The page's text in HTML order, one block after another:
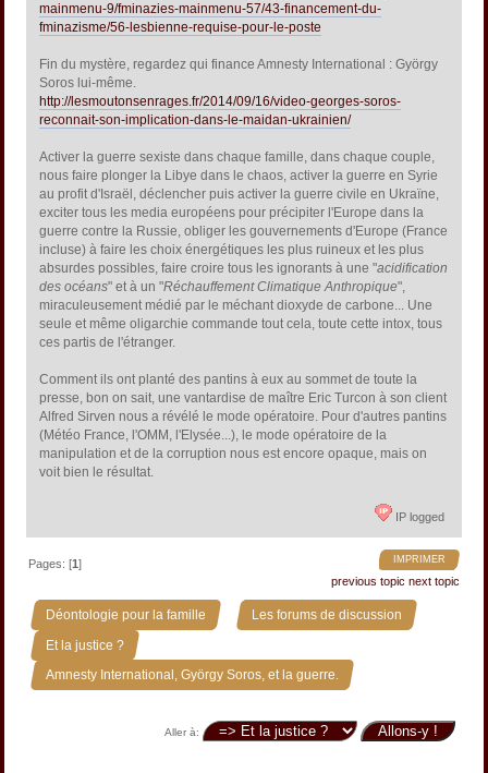
mainmenu-9/fminazies-mainmenu-57/43-financement-du-
fminazisme/56-lesbienne-requise-pour-le-poste
Fin du mystère, regardez qui finance Amnesty International : György
Soros lui-même.
http://lesmoutonsenrages.fr/2014/09/16/video-georges-soros-
reconnait-son-implication-dans-le-maidan-ukrainien/
Activer la guerre sexiste dans chaque famille, dans chaque couple,
nous faire plonger la Libye dans le chaos, activer la guerre en Syrie
au profit d'Israël, déclencher puis activer la guerre civile en Ukraïne,
exciter tous les media européens pour précipiter l'Europe dans la
guerre contre la Russie, obliger les gouvernements d'Europe (France
incluse) à faire les choix énergétiques les plus ruineux et les plus
absurdes possibles, faire croire tous les ignorants à une "acidification
des océans" et à un "Réchauffement Climatique Anthropique",
miraculeusement médié par le méchant dioxyde de carbone... Une
seule et même oligarchie commande tout cela, toute cette intox, tous
ces partis de l'étranger.
Comment ils ont planté des pantins à eux au sommet de toute la
presse, bon on sait, une vantardise de maître Eric Turcon à son client
Alfred Sirven nous a révélé le mode opératoire. Pour d'autres pantins
(Météo France, l'OMM, l'Elysée...), le mode opératoire de la
manipulation et de la corruption nous est encore opaque, mais on
voit bien le résultat.
IP logged
IMPRIMER
Pages: [1]
previous topic next topic
Déontologie pour la famille » Les forums de discussion »
Et la justice ? »
Amnesty International, György Soros, et la guerre.
Aller à: